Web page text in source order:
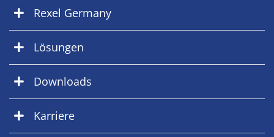
Rexel Germany
Lösungen
Downloads
Karriere